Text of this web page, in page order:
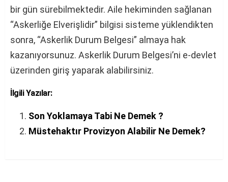
bir gün sürebilmektedir. Aile hekiminden sağlanan
“Askerliğe Elverişlidir” bilgisi sisteme yüklendikten
sonra, “Askerlik Durum Belgesi” almaya hak
kazanıyorsunuz. Askerlik Durum Belgesi’ni e-devlet
üzerinden giriş yaparak alabilirsiniz.
İlgili Yazılar:
Son Yoklamaya Tabi Ne Demek ?
Müstehaktır Provizyon Alabilir Ne Demek?